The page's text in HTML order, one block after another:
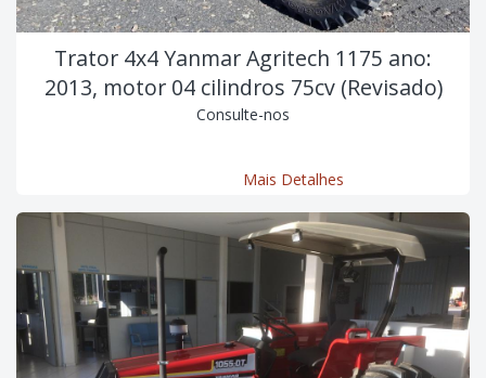
Trator 4x4 Yanmar Agritech 1175 ano:
2013, motor 04 cilindros 75cv (Revisado)
Consulte-nos
Mais Detalhes